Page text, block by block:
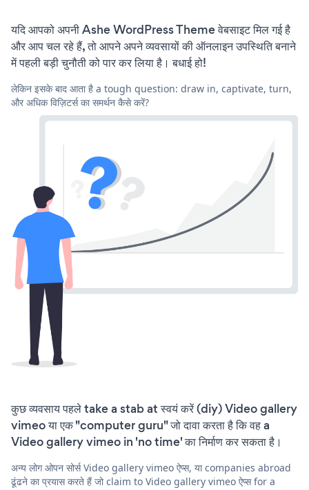
यदि आपको अपनी Ashe WordPress Theme वेबसाइट मिल गई है
और आप चल रहे हैं, तो आपने अपने व्यवसायों की ऑनलाइन उपस्थिति बनाने
में पहली बड़ी चुनौती को पार कर लिया है। बधाई हो!
लेकिन इसके बाद आता है a tough question: draw in, captivate, turn,
और अधिक विज़िटर्स का समर्थन कैसे करें?
कुछ व्यवसाय पहले take a stab at स्वयं करें (diy) Video gallery
vimeo या एक "computer guru" जो दावा करता है कि वह a
Video gallery vimeo in 'no time' का निर्माण कर सकता है।
अन्य लोग ओपन सोर्स Video gallery vimeo ऐप्स, या companies abroad
ढूंढने का प्रयास करते हैं जो claim to Video gallery vimeo ऐप्स for a